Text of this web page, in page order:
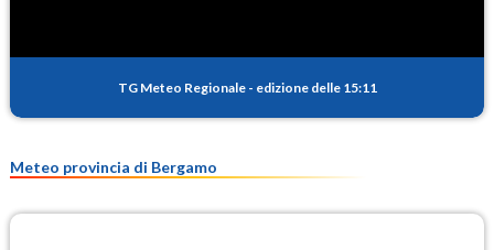
PM25
TG Meteo Regionale - edizione delle 15:11
Meteo provincia di Bergamo